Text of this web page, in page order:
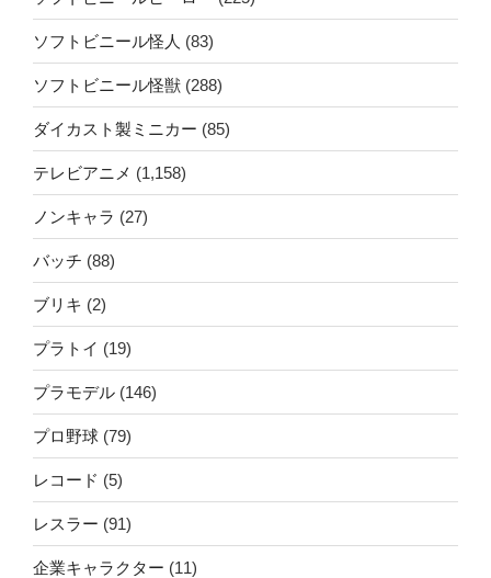
ソフトビニール怪人 (83)
ソフトビニール怪獣 (288)
ダイカスト製ミニカー (85)
テレビアニメ (1,158)
ノンキャラ (27)
バッチ (88)
ブリキ (2)
プラトイ (19)
プラモデル (146)
プロ野球 (79)
レコード (5)
レスラー (91)
企業キャラクター (11)